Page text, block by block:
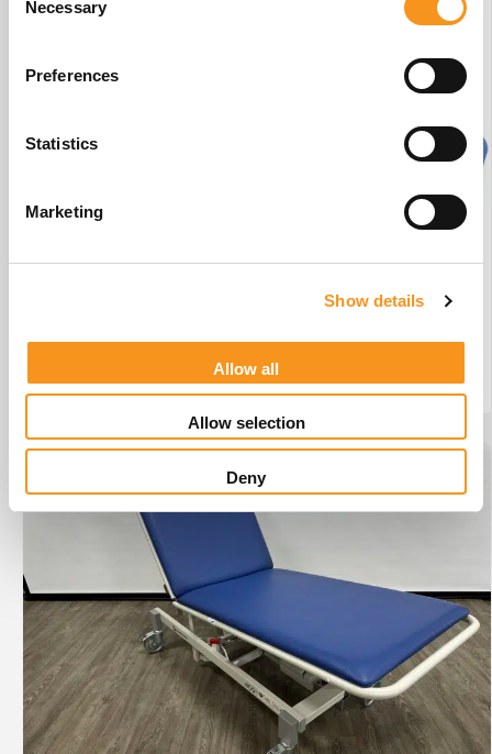
Selection
Necessary
Preferences
Statistics
Marketing
Show details
Allow all
Allow selection
Deny
BESTEL NU!